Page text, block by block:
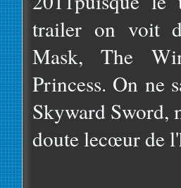
trailer on voit
Mask, The
Princess. On ne
Skyward Sword,
doute lecœur de